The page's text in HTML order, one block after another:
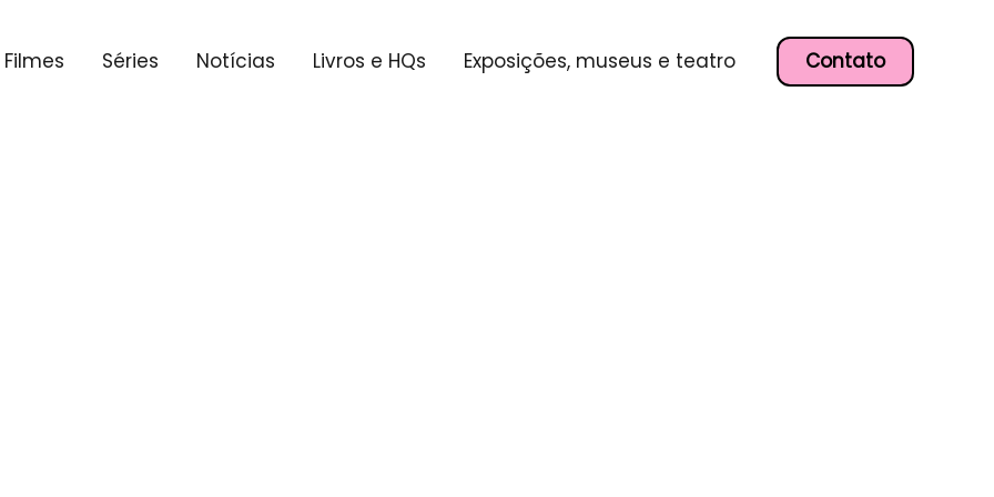
Filmes Séries Notícias Livros e HQs Exposições, museus e teatro Contato